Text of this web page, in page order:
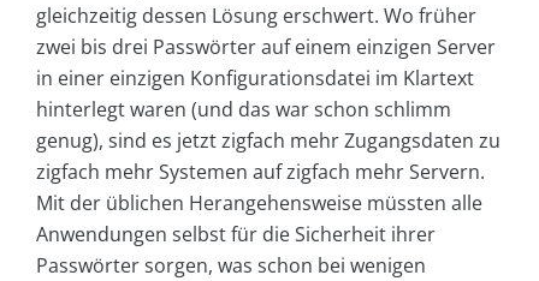
gleichzeitig dessen Lösung erschwert. Wo früher
zwei bis drei Passwörter auf einem einzigen Server
in einer einzigen Konfigurationsdatei im Klartext
hinterlegt waren (und das war schon schlimm
genug), sind es jetzt zigfach mehr Zugangsdaten zu
zigfach mehr Systemen auf zigfach mehr Servern.
Mit der üblichen Herangehensweise müssten alle
Anwendungen selbst für die Sicherheit ihrer
Passwörter sorgen, was schon bei wenigen